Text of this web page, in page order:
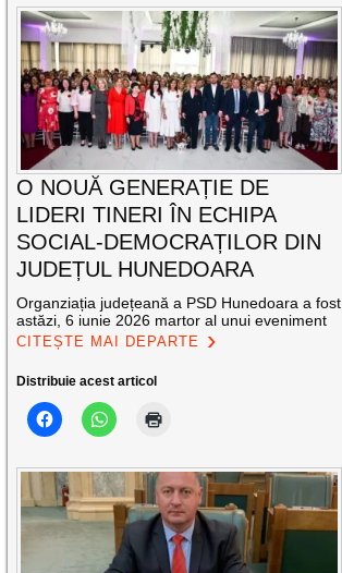
O NOUĂ GENERAȚIE DE
LIDERI TINERI ÎN ECHIPA
SOCIAL-DEMOCRAȚILOR DIN
JUDEȚUL HUNEDOARA
Organziația județeană a PSD Hunedoara a fost
astăzi, 6 iunie 2026 martor al unui eveniment
CITEȘTE MAI DEPARTE
Distribuie acest articol